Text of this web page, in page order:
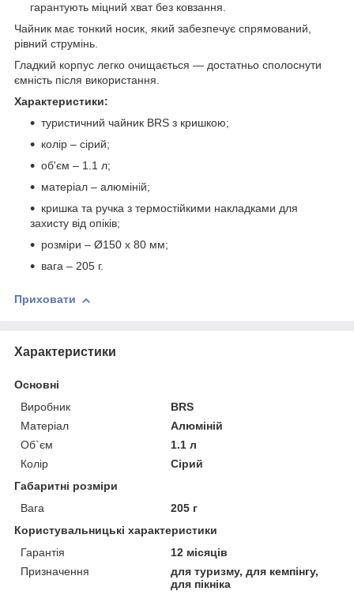
гарантують міцний хват без ковзання.
Чайник має тонкий носик, який забезпечує спрямований,
рівний струмінь.
Гладкий корпус легко очищається — достатньо сполоснути
ємність після використання.
Характеристики:
туристичний чайник BRS з кришкою;
колір – сірий;
об'єм – 1.1 л;
матеріал – алюміній;
кришка та ручка з термостійкими накладками для
захисту від опіків;
розміри – Ø150 х 80 мм;
вага – 205 г.
Приховати
Характеристики
Основні
Виробник
BRS
Матеріал
Алюміній
Об`єм
1.1 л
Колір
Сірий
Габаритні розміри
Вага
205 г
Користувальницькі характеристики
Гарантія
12 місяців
Призначення
для туризму, для кемпінгу,
для пікніка